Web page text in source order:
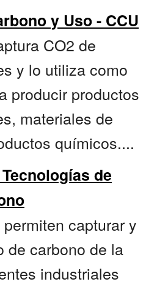
y Uso - CCU
CO2 de
y lo utiliza como
producir productos
materiales de
químicos....
de
capturar y
de carbono de la
industriales